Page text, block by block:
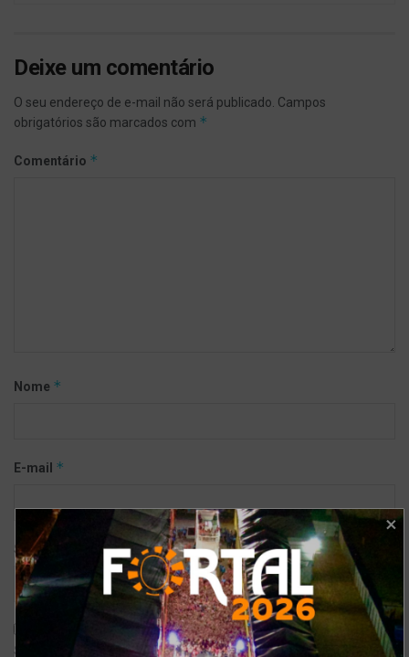
Deixe um comentário
O seu endereço de e-mail não será publicado. Campos
obrigatórios são marcados com *
Comentário *
Nome *
E-mail *
Site
Salvar meus dados neste navegador para a próxima vez que eu